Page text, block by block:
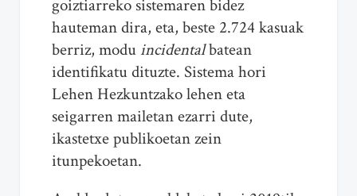
goiztiarreko sistemaren bidez
hauteman dira, eta, beste 2.724 kasuak
berriz, moduincidentalbatean
identifikatu dituzte. Sistema hori
Lehen Hezkuntzako lehen eta
seigarren mailetan ezarri dute,
ikastetxe publikoetan zein
itunpekoetan.